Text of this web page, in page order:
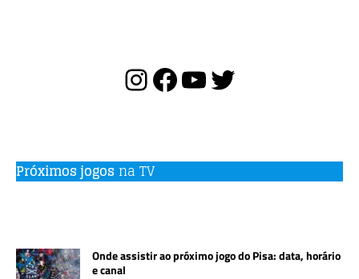
Próximos jogos na TV
Onde assistir ao próximo jogo do Pisa: data, horário
e canal